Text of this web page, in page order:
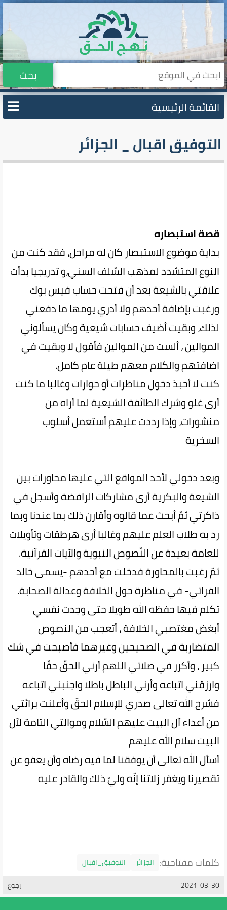
بحث
القائمة الرئيسية
التوفيق اقبال _ الجزائر
قصة استبصاره
بداية موضوع الاستبصار كان له مراحل، فقد كنت من
النوع المتشدد لمذهب السّلف السني،و تدريجيا بدأت
علاقتي بالشيعة بعد أن فتحت حساب فيس بوك
ورغبت بإضافة أحدهم ولا أدري يومها ما دفعني
لذلك، وبقيت أضيف حسابات شيعية وكان يسألوني
الموالين ، ألست من الموالين فأقول لا وبقيت في
اضافتهم والكلام معهم طيلة عام كامل.
كنت لا أحبذ دخول مناظرات أو حوارات وغالبا ما كنت
أرى غلو وشرك الطائفة الشيعية لما أراه من
منشورات، وإذا رددت عليهم أستعمل أسلوب
السخرية
وبعد دخولي لأحد المواقع التي عليها محاورات بين
الشيعة والبكرية أرى مشاركات الرافضة وأسجل في
ذاكرتي ثمّ أبحث عما قالوه وأقارن ذلك بما عندنا وبما
رد به طلاب العلم عليهم وغالبا أرى هرطقات وتأويلات
للعامة بعيدة عن النّصوص النبوية والآيات القرآنية.
ثمّ رغبت بالمحاورة فدخلت مع أحدهم -يسمى خالد
الفراتي- في مناظرة حول الخلافة وعدالة الصحابة.
تكلم فيها حفظه الله طويلا حتى وجدت نفسي
أبغض مغتصبي الخلافة ، أتعجب من النصوص
المتضاربة في الصحيحين وغيرهما فأصبحت في شك
كبير ، وأكرر في صلاتي اللهم أرني الحقّ حقّا
وارزقني اتباعه وأرني الباطل باطلا واجنبني اتباعه
فشرح الله تعالى صدري للإسلام الحقّ وأعلنت برائتي
من أعداء آل البيت عليهم السّلام وموالتي التامة لآل
البيت سلام الله عليهم
أسأل الله تعالى أن يوفقنا لما فيه رضاه وأن يعفو عن
تقصيرنا ويغفر زلاتنا إنّه وليّ ذلك والقادر عليه
كلمات مفتاحية: الجزائر
التوفيق_اقبال
رجوع
2021-03-30